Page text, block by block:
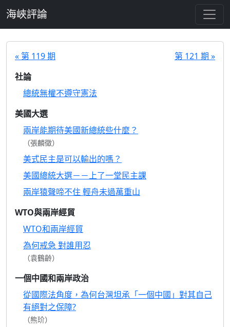
海峽評論
« 第 119 期
第 121 期 »
社論
總統無權不遵守憲法
美國大選
兩岸能期待美國新總統些什麼？
（張麟徵）
美式民主是可以輸出的嗎？
美國總統大選－－上了一堂民主課
兩岸猿聲啼不住 輕舟未過萬重山
WTO與兩岸經貿
WTO和兩岸經貿
為何戒急 對誰用忍
（袁鶴齡）
一個中國和兩岸政治
從國際法角度，為何台灣坦承「一個中國」對其自己
有絕對之保障?
（熊玠）